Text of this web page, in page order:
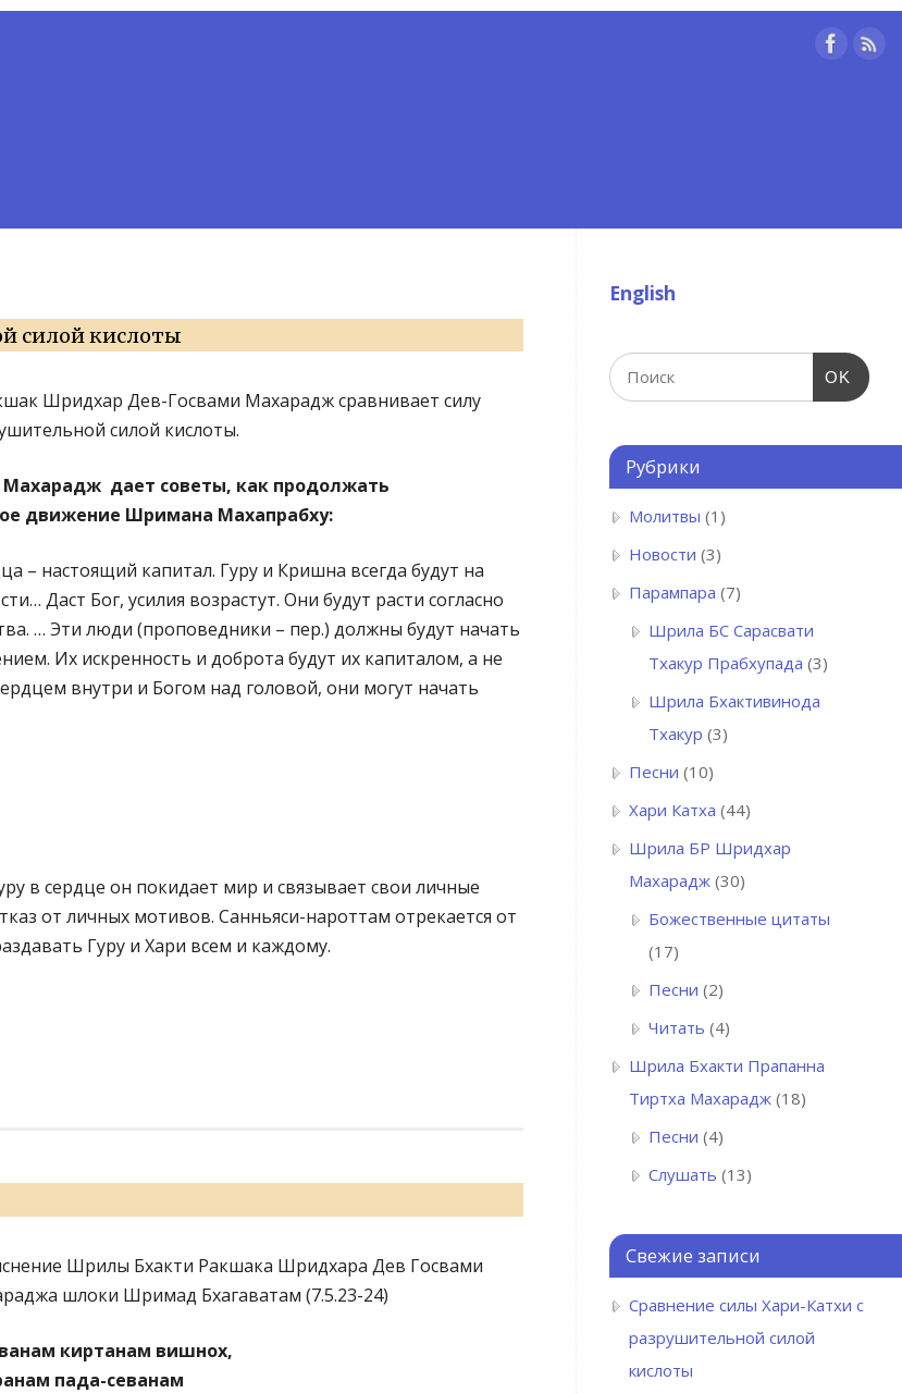
силой кислоты
Шридхар Дев-Госвами Махарадж сравнивает силу
силой кислоты.
дает советы, как продолжать
движение Шримана Махапрабху:
– настоящий капитал. Гуру и Кришна всегда будут на
Даст Бог, усилия возрастут. Они будут расти согласно
… Эти люди (проповедники – пер.) должны будут начать
Их искренность и доброта будут их капиталом, а не
внутри и Богом над головой, они могут начать
в сердце он покидает мир и связывает свои личные
от личных мотивов. Санньяси-нароттам отрекается от
Гуру и Хари всем и каждому.
Шрилы Бхакти Ракшака Шридхара Дев Госвами
шлоки Шримад Бхагаватам (7.5.23-24)
киртанам вишнох,
пада-севанам
English
OK
Рубрики
Молитвы (1)
Новости (3)
Парампара (7)
Шрила БC Сарасвати
Тхакур Прабхупада (3)
Шрила Бхактивинода
Тхакур (3)
Песни (10)
Хари Катха (44)
Шрила БР Шридхар
Махарадж (30)
Божественные цитаты
(17)
Песни (2)
Читать (4)
Шрила Бхакти Прапанна
Тиртха Махарадж (18)
Песни (4)
Слушать (13)
Свежие записи
Сравнение силы Хари-Катхи с
разрушительной силой
кислоты